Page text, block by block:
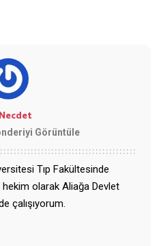
Görüntüle
Tıp Fakültesinde
olarak Aliağa Devlet
çalışıyorum.